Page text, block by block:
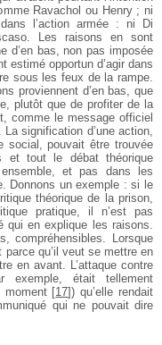
Ravachol ou Henry ; ni
l’action armée : ni Di
Les raisons en sont
d’en bas, non pas imposée
estimé opportun d’agir dans
sous les feux de la rampe.
proviennent d’en bas, que
plutôt que de profiter de la
comme le message officiel
signification d’une action,
social, pouvait être trouvée
et tout le débat théorique
et pas dans les
Donnons un exemple : si le
théorique de la prison,
pratique, il n’est pas
qui en explique les raisons.
compréhen­sibles. Lorsque
parce qu’il veut se mettre en
en avant. L’attaque contre
exemple, était tellement
[17]) qu’elle rendait
qui ne pouvait dire